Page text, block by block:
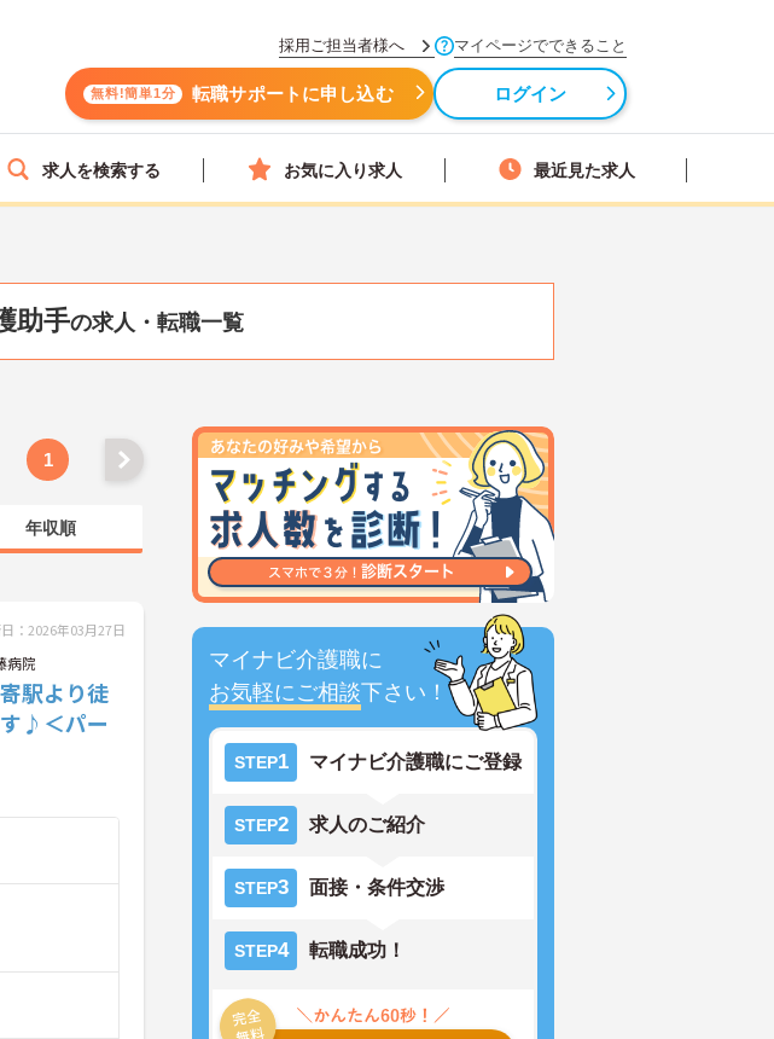
採用ご担当者様へ マイページでできること
無料!簡単1分 転職サポートに申し込む ログイン
求人を検索する お気に入り求人 最近見た求人
助手の求人・転職一覧
マイナビ介護職に
お気軽にご相談下さい！
STEP1 マイナビ介護職にご登録
STEP2 求人のご紹介
STEP3 面接・条件交渉
STEP4 転職成功！
1
年収順
：2026年03月27日
病院
駅より徒
♪＜パー